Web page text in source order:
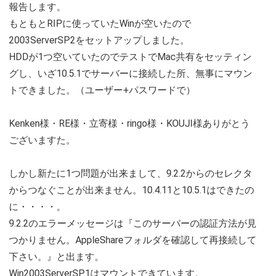
報告します。
もともとRIPに使っていたWinが空いたので
2003ServerSP2をセットアップしました。
HDDが1つ空いていたのでテストでMac共有をセッティン
グし、いざ10.5.1でサーバーに接続した所、無事にマウン
トできました。（ユーザー+パスワードで）
Kenken様・RE様・立寄様・ringo様・KOUJI様ありがとう
ございますた。
しかし新たに1つ問題が出来まして、9.2.2からのセレクタ
からつなぐことが出来ません。10.4.11と10.5.1はできたの
に・・・・。
9.2.2のエラーメッセージは『このサーバーの認証方法が見
つかりません。AppleShareフォルダを確認して再接続して
下さい。』と出ます。
Win2003ServerSP1はマウントできています。